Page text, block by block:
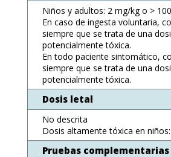
Niños y adultos: 2 mg/kg o >
En caso de ingesta voluntaria,
siempre que se trata de una
potencialmente tóxica.
En todo paciente sintomático,
siempre que se trata de una
potencialmente tóxica.
Dosis letal
No descrita
Dosis altamente tóxica en
Pruebas complementarias